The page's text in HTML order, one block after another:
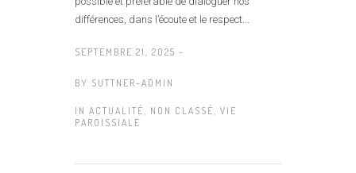
différences, dans l’écoute et le respect...
SEPTEMBRE 21, 2025 -
BY SUTTNER-ADMIN
IN ACTUALITÉ, NON CLASSÉ, VIE
PAROISSIALE